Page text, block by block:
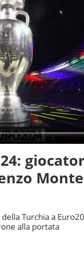
Turchia a
alla portata